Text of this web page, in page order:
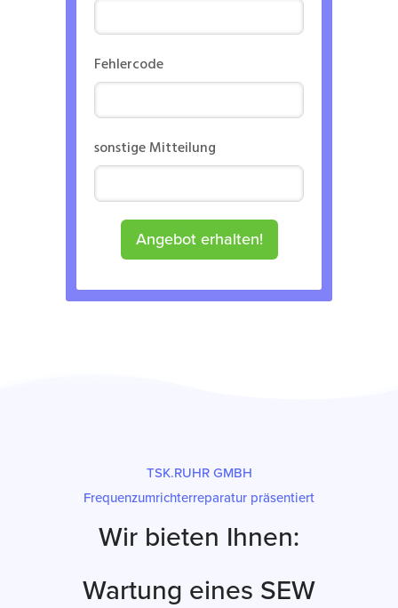
Fehlercode
sonstige Mitteilung
Angebot erhalten!
TSK.RUHR GMBH
Frequenzumrichterreparatur präsentiert
Wir bieten Ihnen:
Wartung eines SEW